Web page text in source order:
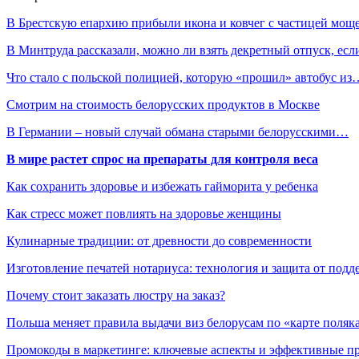
В Брестскую епархию прибыли икона и ковчег с частицей
В Минтруда рассказали, можно ли взять декретный отпуск,
Что стало с польской полицией, которую «прошил» автобус
Смотрим на стоимость белорусских продуктов в Москве
В Германии – новый случай обмана старыми белорусскими…
В мире растет спрос на препараты для контроля веса
Как сохранить здоровье и избежать гайморита у ребенка
Как стресс может повлиять на здоровье женщины
Кулинарные традиции: от древности до современности
Изготовление печатей нотариуса: технология и защита от
Почему стоит заказать люстру на заказ?
Польша меняет правила выдачи виз белорусам по «карте
Промокоды в маркетинге: ключевые аспекты и эффективные